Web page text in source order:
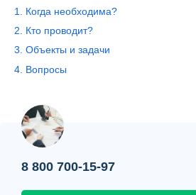
Блог
Контакты
Вопрос-ответ
О нас
1. Когда необходима?
2. Кто проводит?
3. Объекты и задачи
4. Вопросы
8 800 700-15-97